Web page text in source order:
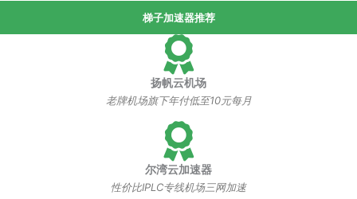
梯子加速器推荐
扬帆云机场
老牌机场旗下年付低至10元每月
尔湾云加速器
性价比IPLC专线机场三网加速